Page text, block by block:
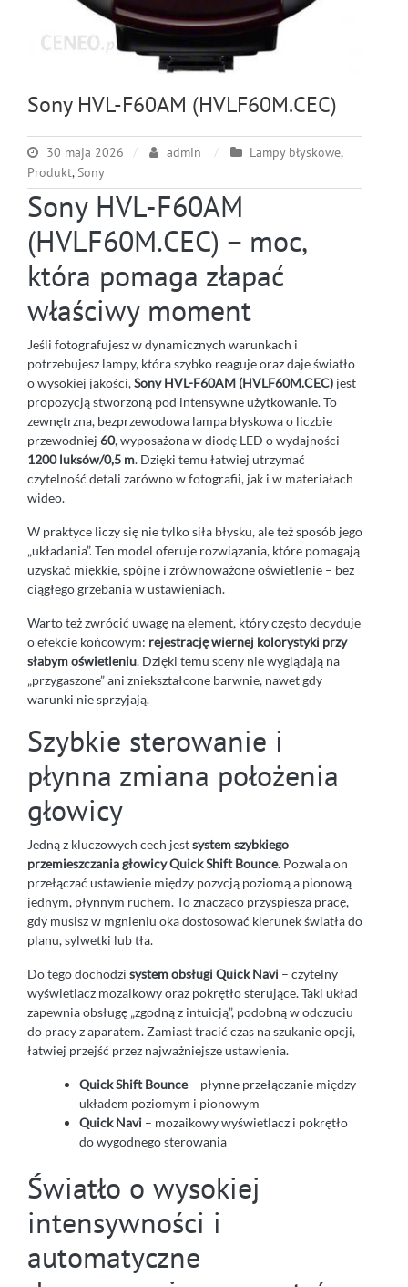
Sony HVL-F60AM (HVLF60M.CEC)
30 maja 2026 admin Lampy błyskowe,
Produkt, Sony
Sony HVL-F60AM
(HVLF60M.CEC) – moc,
która pomaga złapać
właściwy moment
Jeśli fotografujesz w dynamicznych warunkach i
potrzebujesz lampy, która szybko reaguje oraz daje światło
o wysokiej jakości,Sony HVL-F60AM (HVLF60M.CEC) jest
propozycją stworzoną pod intensywne użytkowanie. To
zewnętrzna, bezprzewodowa lampa błyskowa o liczbie
przewodniej 60, wyposażona w diodę LED o wydajności
1200 luksów/0,5 m. Dzięki temu łatwiej utrzymać
czytelność detali zarówno w fotografii, jak i w materiałach
wideo.
W praktyce liczy się nie tylko siła błysku, ale też sposób jego
„układania”. Ten model oferuje rozwiązania, które pomagają
uzyskać miękkie, spójne i zrównoważone oświetlenie – bez
ciągłego grzebania w ustawieniach.
Warto też zwrócić uwagę na element, który często decyduje
o efekcie końcowym: rejestrację wiernej kolorystyki przy
słabym oświetleniu. Dzięki temu sceny nie wyglądają na
„przygaszone” ani zniekształcone barwnie, nawet gdy
warunki nie sprzyjają.
Szybkie sterowanie i
płynna zmiana położenia
głowicy
Jedną z kluczowych cech jestsystem szybkiego
przemieszczania głowicy Quick Shift Bounce. Pozwala on
przełączać ustawienie między pozycją poziomą a pionową
jednym, płynnym ruchem. To znacząco przyspiesza pracę,
gdy musisz w mgnieniu oka dostosować kierunek światła do
planu, sylwetki lub tła.
Do tego dochodzi system obsługi Quick Navi – czytelny
wyświetlacz mozaikowy oraz pokrętło sterujące. Taki układ
zapewnia obsługę „zgodną z intuicją”, podobną w odczuciu
do pracy z aparatem. Zamiast tracić czas na szukanie opcji,
łatwiej przejść przez najważniejsze ustawienia.
Quick Shift Bounce– płynne przełączanie między
układem poziomym i pionowym
Quick Navi – mozaikowy wyświetlacz i pokrętło
do wygodnego sterowania
Światło o wysokiej
intensywności i
automatyczne